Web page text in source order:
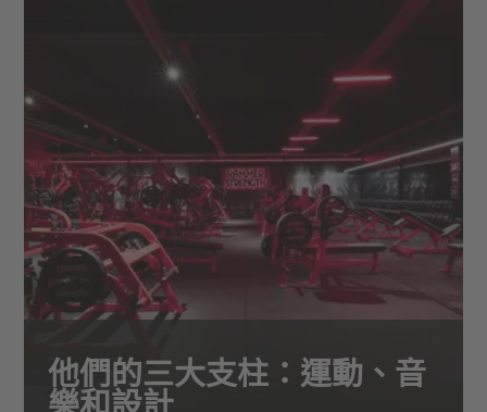
他們的三大支柱：運動、音
樂和設計